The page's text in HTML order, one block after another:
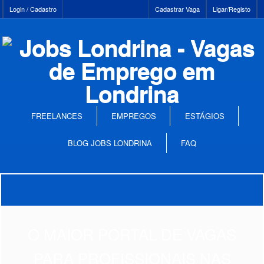
Login / Cadastro Ligar/Registo
Cadastrar Vaga
FREELANCES EMPREGOS ESTÁGIOS
BLOG JOBS LONDRINA FAQ